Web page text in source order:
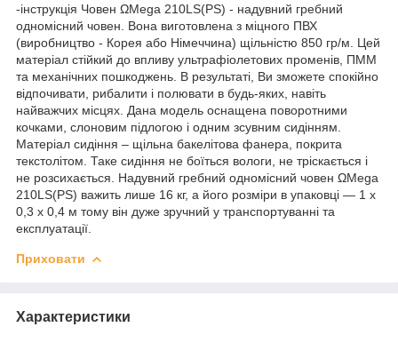
-інструкція Човен ΩMega 210LS(PS) - надувний гребний
одномісний човен. Вона виготовлена з міцного ПВХ
(виробництво - Корея або Німеччина) щільністю 850 гр/м. Цей
матеріал стійкий до впливу ультрафіолетових променів, ПММ
та механічних пошкоджень. В результаті, Ви зможете спокійно
відпочивати, рибалити і полювати в будь-яких, навіть
найважчих місцях. Дана модель оснащена поворотними
кочками, слоновим підлогою і одним зсувним сидінням.
Матеріал сидіння – щільна бакелітова фанера, покрита
текстолітом. Таке сидіння не боїться вологи, не тріскається і
не розсихається. Надувний гребний одномісний човен ΩMega
210LS(PS) важить лише 16 кг, а його розміри в упаковці — 1 х
0,3 х 0,4 м тому він дуже зручний у транспортуванні та
експлуатації.
Приховати
Характеристики